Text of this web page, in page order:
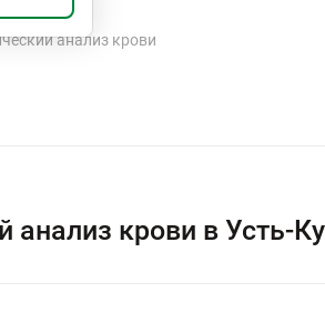
анализ крови
анализ крови в Усть-